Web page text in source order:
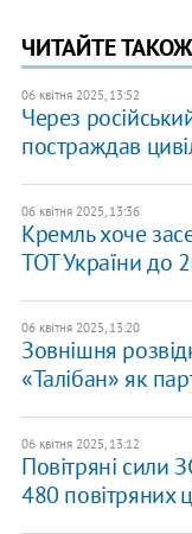
ЧИТАЙТЕ ТАКОЖ
06 квітня 2025, 13:52
Через
постраждав
06 квітня 2025, 13:36
Кремль хоче
ТОТ України до
06 квітня 2025, 13:20
​Зовнішня
«Талібан» як
06 квітня 2025, 13:12
Повітряні сили
480 повітряних